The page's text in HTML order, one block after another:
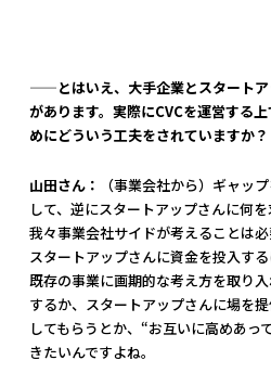
——とはいえ、大手企業とスタート
があります。実際にCVCを運営する
めにどういう工夫をされていますか？
山田さん：
（事業会社から）ギャッ
して、逆にスタートアップさんに何
我々事業会社サイドが考えることは
スタートアップさんに資金を投入す
既存の事業に画期的な考え方を取り
するか、スタートアップさんに場を
してもらうとか、“お互いに高めあっ
きたいんですよね。